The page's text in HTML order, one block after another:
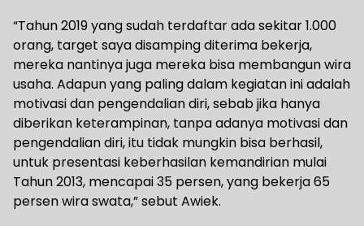
“Tahun 2019 yang sudah terdaftar ada sekitar 1.000
orang, target saya disamping diterima bekerja,
mereka nantinya juga mereka bisa membangun wira
usaha. Adapun yang paling dalam kegiatan ini adalah
motivasi dan pengendalian diri, sebab jika hanya
diberikan keterampinan, tanpa adanya motivasi dan
pengendalian diri, itu tidak mungkin bisa berhasil,
untuk presentasi keberhasilan kemandirian mulai
Tahun 2013, mencapai 35 persen, yang bekerja 65
persen wira swata,” sebut Awiek.